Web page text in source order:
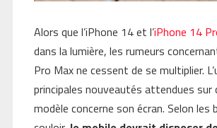
Alors que l’iPhone 14 et l’iPhone 14
dans la lumière, les rumeurs
Pro Max ne cessent de se multiplier.
principales nouveautés attendues
modèle concerne son écran. Selon les